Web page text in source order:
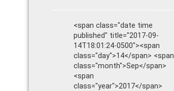
<span class="date time
published" title="2017-09-
14T18:01:24-0500"><span
class="day">14</span> <span
class="month">Sep</span>
<span
class="year">2017</span>